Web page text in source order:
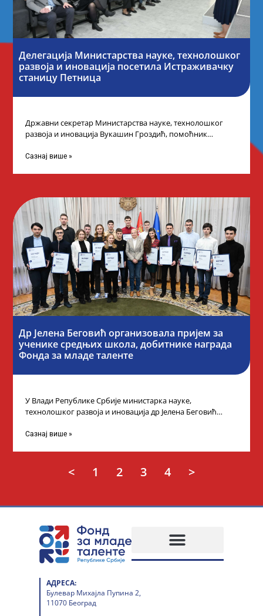
Делегација Министарства науке, технолошког
развоја и иновација посетила Истраживачку
станицу Петница
Државни секретар Министарства науке, технолошког
развоја и иновација Вукашин Гроздић, помоћник
промоцију
Сазнај више »
Др Јелена Беговић организовала пријем за
ученике средњих школа, добитнике награда
Фонда за младе таленте
У Влади Републике Србије министарка науке,
технолошког развоја и иновација др Јелена Беговић
Сазнај више »
< 1 2 3 4 >
АДРЕСА:
Булевар Михајла Пупина 2,
11070 Београд